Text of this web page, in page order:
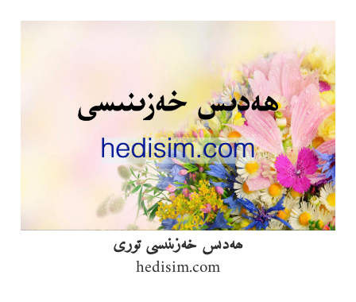
Skip
content
ھەدىس خەزىنىسى تورى
hedisim.com